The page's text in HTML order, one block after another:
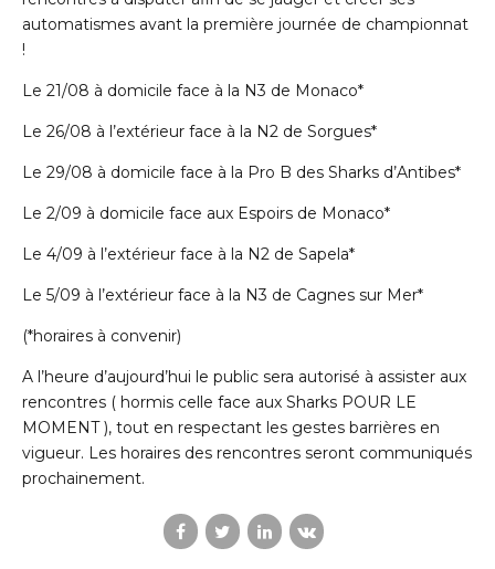
automatismes avant la première journée de championnat
!
Le 21/08 à domicile face à la N3 de Monaco*
Le 26/08 à l’extérieur face à la N2 de Sorgues*
Le 29/08 à domicile face à la Pro B des Sharks d’Antibes*
Le 2/09 à domicile face aux Espoirs de Monaco*
Le 4/09 à l’extérieur face à la N2 de Sapela*
Le 5/09 à l’extérieur face à la N3 de Cagnes sur Mer*
(*horaires à convenir)
A l’heure d’aujourd’hui le public sera autorisé à assister aux
rencontres ( hormis celle face aux Sharks POUR LE
MOMENT ), tout en respectant les gestes barrières en
vigueur. Les horaires des rencontres seront communiqués
prochainement.